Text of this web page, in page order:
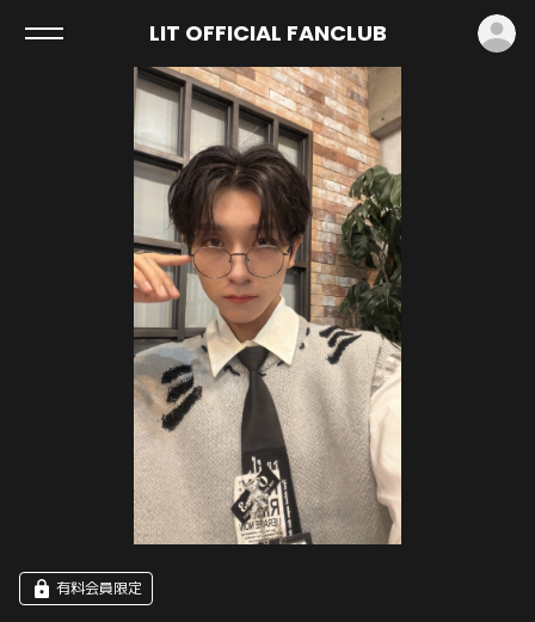
LIT OFFICIAL FANCLUB
有料会員限定